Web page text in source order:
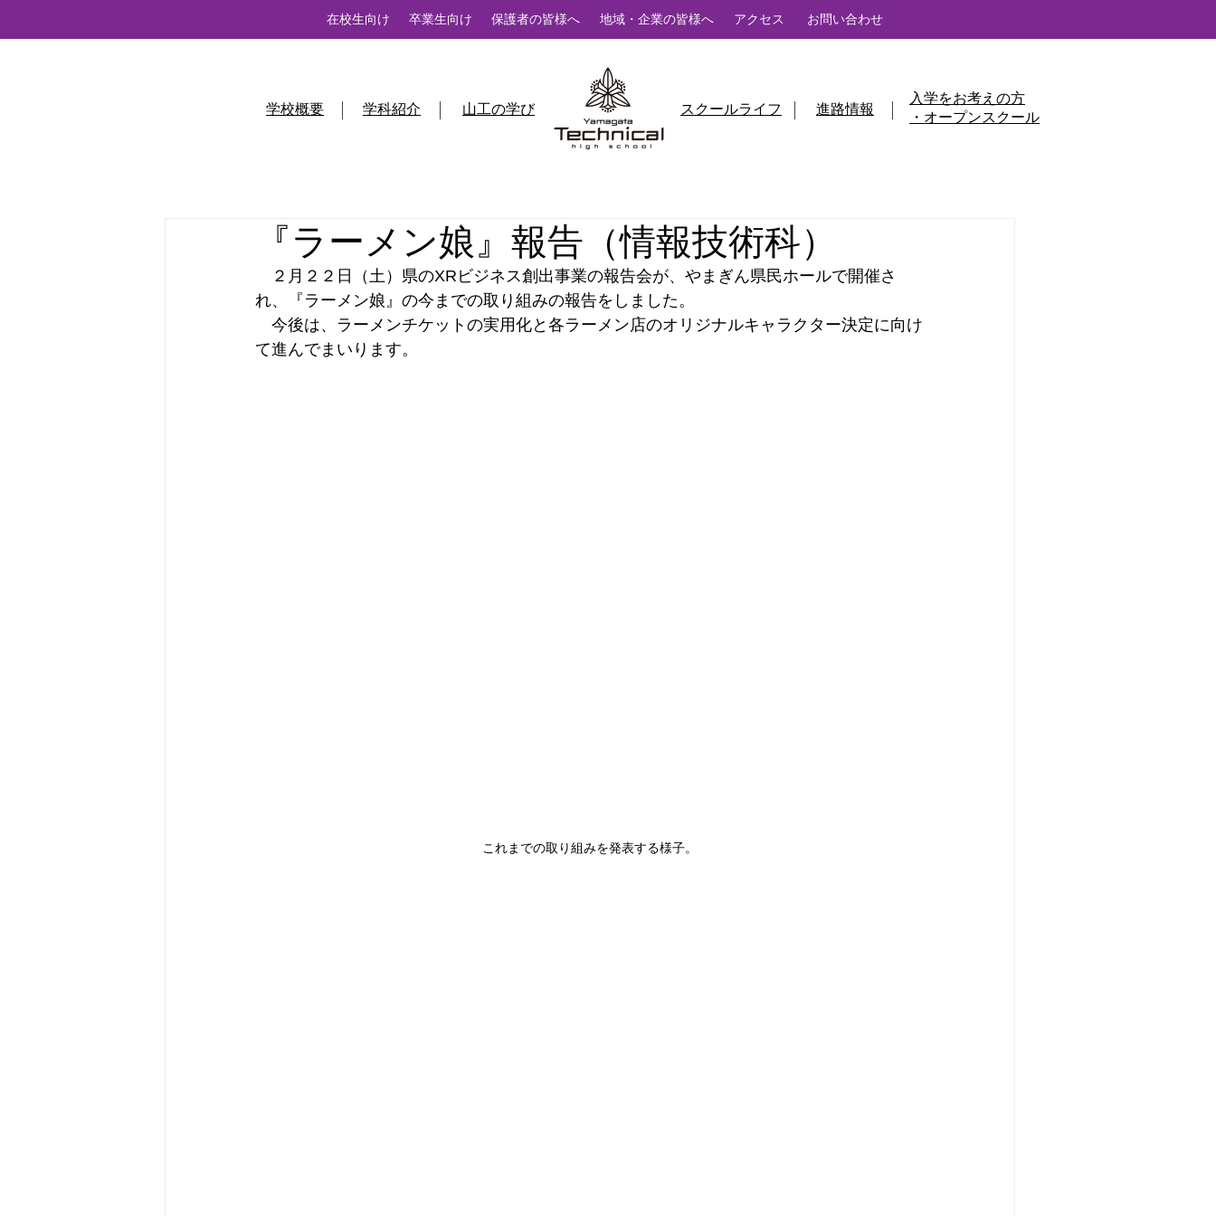
在校生向け 卒業生向け 保護者の皆様へ 地域・企業の皆様へ アクセス お問い合わせ
学校概要 学科紹介 山工の学び スクールライフ 進路情報
入学をお考えの方
・オープンスクール
『ラーメン娘』報告（情報技術科）
２月２２日（土）県のXRビジネス創出事業の報告会が、やまぎん県民ホールで開催さ
れ、『ラーメン娘』の今までの取り組みの報告をしました。
今後は、ラーメンチケットの実用化と各ラーメン店のオリジナルキャラクター決定に向け
て進んでまいります。
これまでの取り組みを発表する様子。